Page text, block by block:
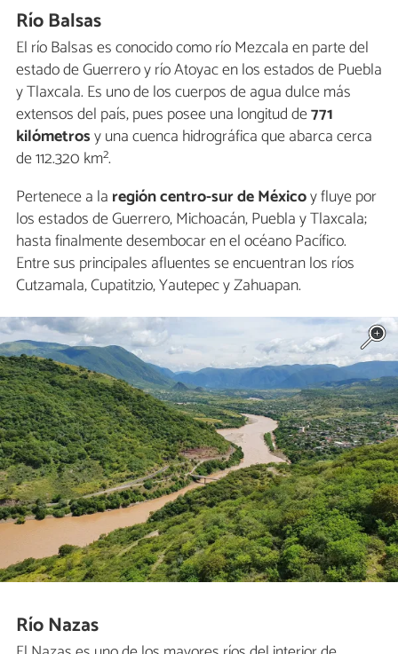
Río Balsas
El río Balsas es conocido como río Mezcala en parte del
estado de Guerrero y río Atoyac en los estados de Puebla
y Tlaxcala. Es uno de los cuerpos de agua dulce más
extensos del país, pues posee una longitud de771
kilómetrosy una cuenca hidrográfica que abarca cerca
de 112.320 km².
Pertenece a la región centro-sur de Méxicoy fluye por
los estados de Guerrero, Michoacán, Puebla y Tlaxcala;
hasta finalmente desembocar en el océano Pacífico.
Entre sus principales afluentes se encuentran los ríos
Cutzamala, Cupatitzio, Yautepec y Zahuapan.
Río Nazas